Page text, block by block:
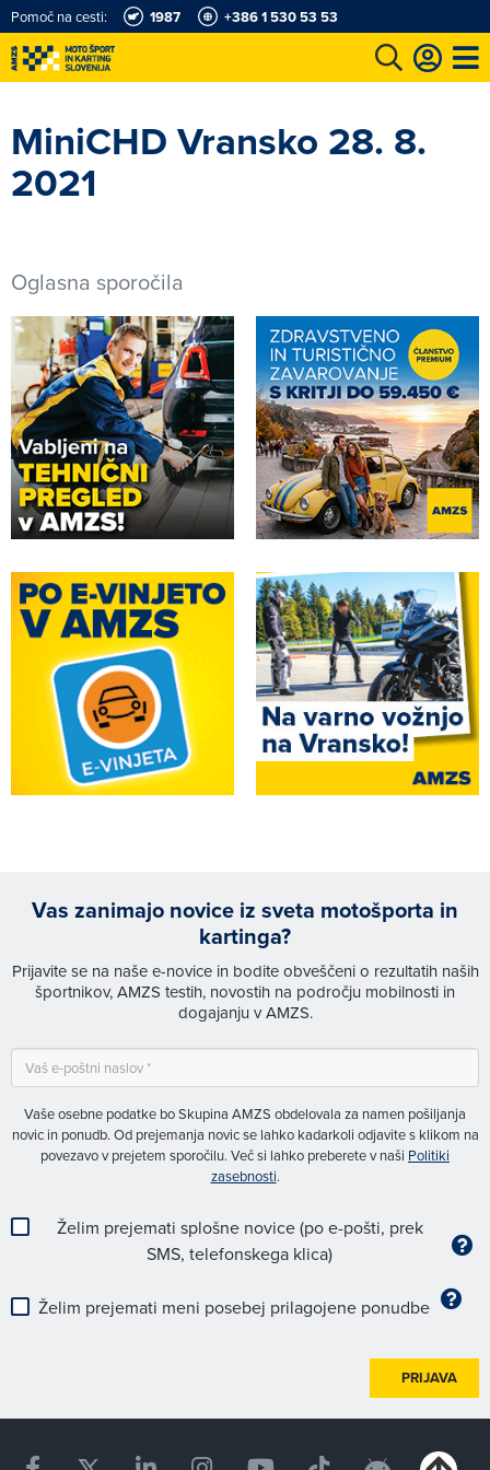
Pomoč na cesti: 1987 +386 1 530 53 53
MiniCHD Vransko 28. 8.
2021
Oglasna sporočila
Vas zanimajo novice iz sveta motošporta in
kartinga?
Prijavite se na naše e-novice in bodite obveščeni o rezultatih naših
športnikov, AMZS testih, novostih na področju mobilnosti in
dogajanju v AMZS.
Vaše osebne podatke bo Skupina AMZS obdelovala za namen pošiljanja
novic in ponudb. Od prejemanja novic se lahko kadarkoli odjavite s klikom na
povezavo v prejetem sporočilu. Več si lahko preberete v naši Politiki
zasebnosti.
Želim prejemati splošne novice (po e-pošti, prek
SMS, telefonskega klica)
Želim prejemati meni posebej prilagojene ponudbe
PRIJAVA